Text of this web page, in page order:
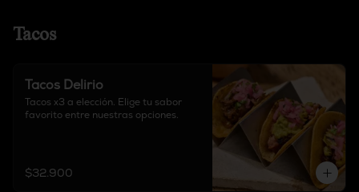
Tacos
Tacos Delirio
Tacos x3 a elección. Elige tu sabor
favorito entre nuestras opciones.
$32.900